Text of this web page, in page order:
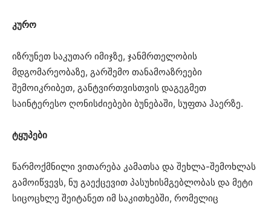
კურო
იზრუნეთ საკუთარ იმიჯზე, ჯანმრთელობის
მდგომარეობაზე, გარშემო თანამოაზრეები
შემოიკრიბეთ, განტვირთვისთვის დაგეგმეთ
საინტერესო ღონისძიებები ბუნებაში, სუფთა ჰაერზე.
ტყუპები
წარმოქმნილი ვითარება კამათსა და შეხლა-შემოხლას
გამოიწვევს, ნუ გაექცევით პასუხისმგებლობას და მეტი
სიცოცხლე შეიტანეთ იმ საკითხებში, რომელიც